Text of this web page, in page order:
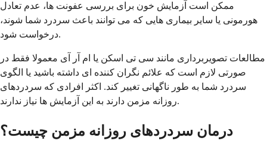
ممکن است آزمایش خون برای بررسی عفونت ها، عدم تعادل
هورمونی یا سایر بیماری هایی که می توانند باعث سردرد شما شوند،
درخواست شود.
مطالعات تصویربرداری مانند سی تی اسکن یا ام آر آی معمولا فقط در
صورتی لازم است که علائم نگران کننده ای داشته باشید یا الگوی
سردرد شما به طور ناگهانی تغییر کند. اکثر افرادی که سردردهای
روزانه مزمن دارند به این آزمایش ها نیاز ندارند.
درمان سردردهای روزانه مزمن چیست؟